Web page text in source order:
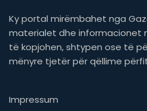
Ky portal mirëmbahet nga
materialet dhe informacionet
të kopjohen, shtypen ose të
mënyre tjetër për qëllime
Impressum